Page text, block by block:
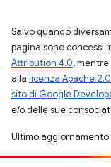
Salvo quando
pagina sono concessi
Attribution 4.0, mentre
alla licenza Apache 2.0
sito di Google
e/o delle sue
Ultimo